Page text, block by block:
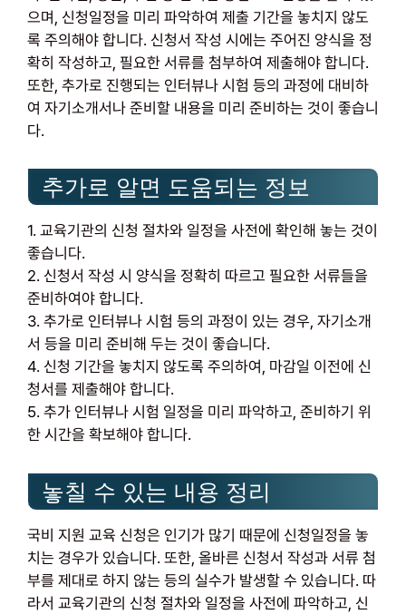
으며, 신청일정을 미리 파악하여 제출 기간을 놓치지 않도
록 주의해야 합니다. 신청서 작성 시에는 주어진 양식을 정
확히 작성하고, 필요한 서류를 첨부하여 제출해야 합니다.
또한, 추가로 진행되는 인터뷰나 시험 등의 과정에 대비하
여 자기소개서나 준비할 내용을 미리 준비하는 것이 좋습니
다.
추가로 알면 도움되는 정보
1. 교육기관의 신청 절차와 일정을 사전에 확인해 놓는 것이
좋습니다.
2. 신청서 작성 시 양식을 정확히 따르고 필요한 서류들을
준비하여야 합니다.
3. 추가로 인터뷰나 시험 등의 과정이 있는 경우, 자기소개
서 등을 미리 준비해 두는 것이 좋습니다.
4. 신청 기간을 놓치지 않도록 주의하여, 마감일 이전에 신
청서를 제출해야 합니다.
5. 추가 인터뷰나 시험 일정을 미리 파악하고, 준비하기 위
한 시간을 확보해야 합니다.
놓칠 수 있는 내용 정리
국비 지원 교육 신청은 인기가 많기 때문에 신청일정을 놓
치는 경우가 있습니다. 또한, 올바른 신청서 작성과 서류 첨
부를 제대로 하지 않는 등의 실수가 발생할 수 있습니다. 따
라서 교육기관의 신청 절차와 일정을 사전에 파악하고, 신